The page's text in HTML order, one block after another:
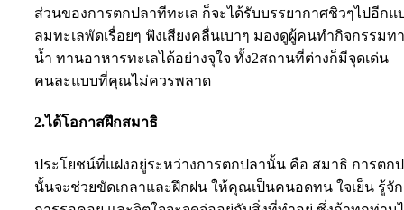
ส่วนของการตกปลาทีทะเล ก็จะได้รับบรรยากาศชิวๆไปอีกแ
ลมทะเลพัดเรื่อยๆ ฟังเสียงคลื่นเบาๆ มองดูผู้คนทำกิจกรรมท
น้ำ ทานอาหารทะเลได้อย่างจุใจ ทั้ง2สถานที่ต่างก็มีจุดเด่น
คนละแบบที่คุณไม่ควรพลาด
2.ได้โอกาสฝึกสมาธิ
ประโยชน์ที่แฝงอยู่ระหว่างการตกปลานั้น คือ สมาธิ การตก
นั้นจะช่วยขัดเกลาและฝึกฝน ให้คุณเป็นคนอดทน ใจเย็น รู้จัก